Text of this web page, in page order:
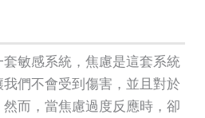
敏感系統，焦慮是這套系統
們不會受到傷害，並且對於
而，當焦慮過度反應時，卻